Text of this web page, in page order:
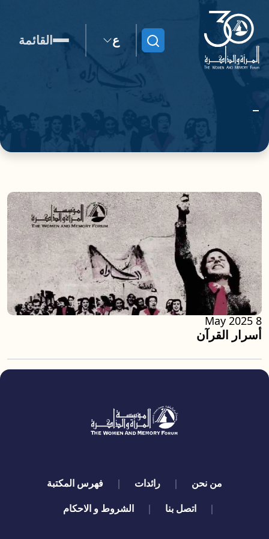
ابحث ع القائمة
أسرار القرآن
8 May 2025
quick links
من نحن رائدات
فهرس المكتبة
اتصل بنا
الشروط و الاحكام